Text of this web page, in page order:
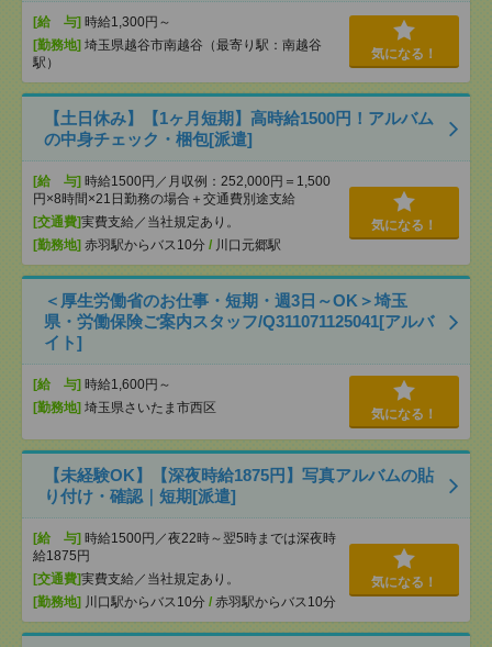
[給 与] 時給1,300円～
[勤務地] 埼玉県越谷市南越谷（最寄り駅：南越谷
駅）
気になる！
【土日休み】【1ヶ月短期】高時給1500円！アルバム
の中身チェック・梱包[派遣]
[給 与] 時給1500円／月収例：252,000円＝1,500
円×8時間×21日勤務の場合＋交通費別途支給
[交通費]実費支給／当社規定あり。
[勤務地] 赤羽駅からバス10分 / 川口元郷駅
気になる！
＜厚生労働省のお仕事・短期・週3日～OK＞埼玉
県・労働保険ご案内スタッフ/Q311071125041[アルバ
イト]
[給 与] 時給1,600円～
[勤務地] 埼玉県さいたま市西区 気になる！
【未経験OK】【深夜時給1875円】写真アルバムの貼
り付け・確認｜短期[派遣]
[給 与] 時給1500円／夜22時～翌5時までは深夜時
給1875円
[交通費]実費支給／当社規定あり。
[勤務地] 川口駅からバス10分 / 赤羽駅からバス10分
気になる！